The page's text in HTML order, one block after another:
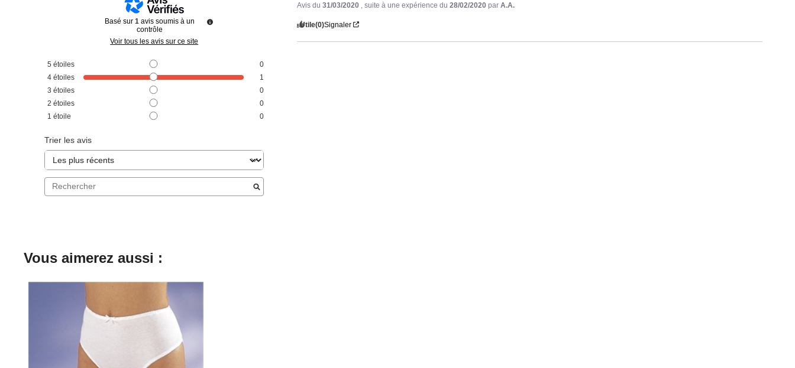
Basé sur 1 avis soumis à un
contrôle
Voir tous les avis sur ce site
5 étoiles
0
4 étoiles
1
3 étoiles
0
2 étoiles
0
1 étoile 0
Trier les avis
Avis du31/03/2020 , suite à une expérience du28/02/2020 parA.A.
Utile(0)Signaler
Vous aimerez aussi :